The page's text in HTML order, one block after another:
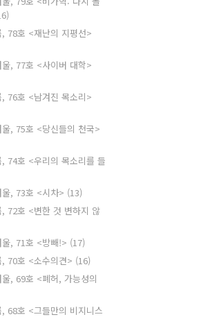
78호 <재난의 지평선>
, 77호 <사이버 대학>
76호 <남겨진 목소리>
, 75호 <당신들의 천국>
74호 <우리의 목소리를 들
, 73호 <시차> (13)
72호 <변한 것 변하지 않
, 71호 <방빼!> (17)
70호 <소수의견> (16)
, 69호 <폐허, 가능성의
68호 <그들만의 비지니스